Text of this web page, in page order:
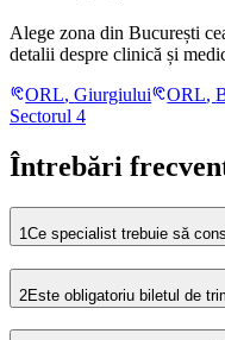
Alege zona din București
detalii despre clinică și
ORL,Giurgiului ORL,
Sectorul 4
Întrebări
1 Ce specialist trebuie să
2Este obligatoriu biletul de